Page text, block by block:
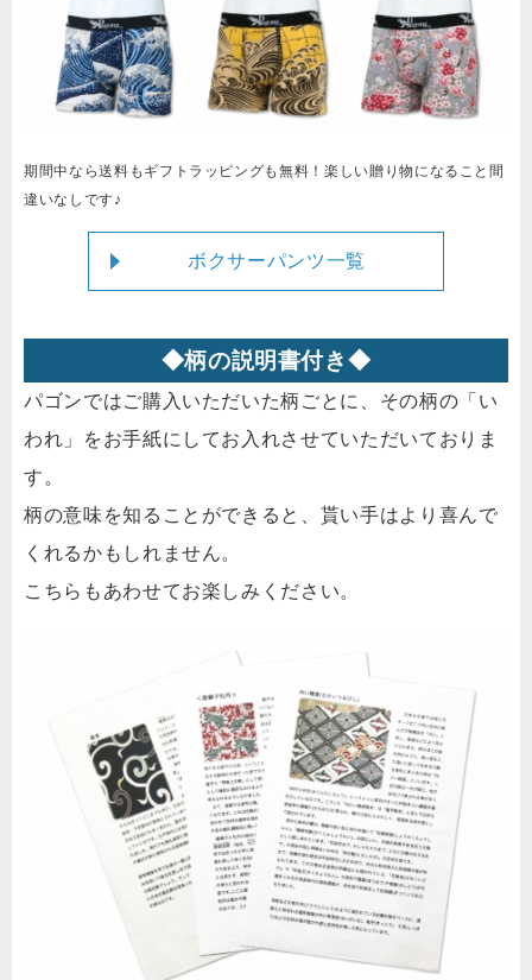
期間中なら送料もギフトラッピングも無料！楽しい贈り物になること間
違いなしです♪
ボクサーパンツ一覧
◆柄の説明書付き◆
パゴンではご購入いただいた柄ごとに、その柄の「い
われ」をお手紙にしてお入れさせていただいておりま
す。
柄の意味を知ることができると、貰い手はより喜んで
くれるかもしれません。
こちらもあわせてお楽しみください。